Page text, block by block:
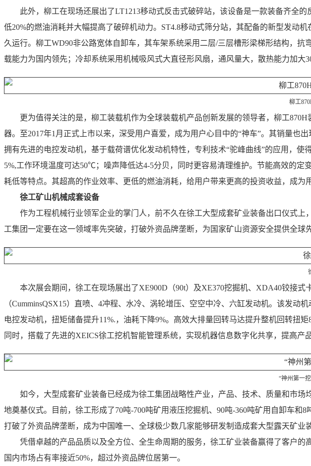
此外，柳工在现场还展出了LT1213移动式反击式破碎站，该设备是一款装备齐全
低20%的燃油消耗并大幅提高了破碎机动力。ST4.8移动式筛分站，其配备的新型发动
久运行。柳工WD90非公路宽体自卸车，其车架系统采用二层/三层槽形梁梯形结构，
载能力为国内领先；冷却系统采用机械吸风式大直径形风扇，通风量大，散热能力加大
柳工
更为值得关注的是，柳工装载机作为全球装载机产品创新发展的领导者，柳工
器。至2017年1月正式上市以来，深受用户喜爱，成为用户心目中的“神车”。其销量也
拥有先进的电控发动机，基于载荷谱优化发动机特性，专利技术“驼峰曲线”的应用，
5%,工作环境温度可达50℃；噪声降低达4-5分贝，同时更容易清理维护。节能高效的
耗低等特点。其超高的作业效率、更低的燃油消耗，给用户带来更高的投资收益，成为
徐工矿山机械成套设备
作为工程机械行业领军企业的掌门人，前不久在徐工大型成套矿业装备出口仪式
工集团一定要在这一领域率先突破，打破外资品牌垄断，为国家矿山资源安全提供全球
本次展会期间，徐工在现场展出了XE900D（90t）及XE370挖掘机、XDA40铰接
（CumminsQSX15）直喷、4冲程、水冷、涡轮增压、空空中冷、六缸发动机。该发
电控发动机，扭矩储备提升11%.，油耗下降9%。高效大排量回转马达提升整机回转扭
同时，搭载了先进的XEICS徐工挖机智能管理系统，实现机器信息数字化共享，提高产
“神州第一
如今，大型成套矿业装备已经成为徐工集团战略性产业，产品、技术、质量和市
地奠基仪式。目前，徐工形成了70吨-700吨矿用液压挖掘机、90吨-360吨矿用自卸车和
打破了外资品牌垄断，成为中国唯一、全球极少数几家能够研发制造成套大型露天矿业
凭借卓越的产品品质以及全方位、全生命周期的服务，徐工矿业装备赢得了客户
国内市场占有率接近50%，超过外资品牌位居第一。